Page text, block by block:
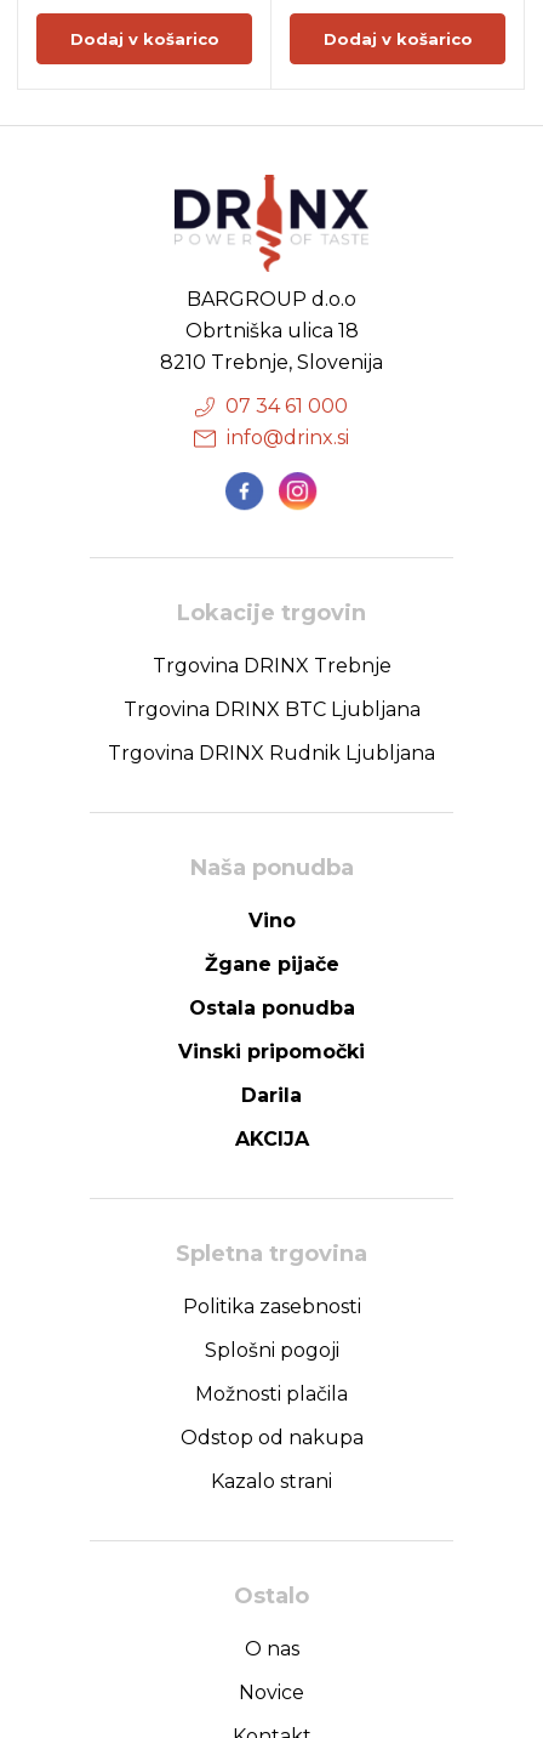
Dodaj v košarico Dodaj v košarico
BARGROUP d.o.o
Obrtniška ulica 18
8210 Trebnje, Slovenija
07 34 61 000
info@drinx.si
Lokacije trgovin
Trgovina DRINX Trebnje
Trgovina DRINX BTC Ljubljana
Trgovina DRINX Rudnik Ljubljana
Naša ponudba
Vino
Žgane pijače
Ostala ponudba
Vinski pripomočki
Darila
AKCIJA
Spletna trgovina
Politika zasebnosti
Splošni pogoji
Možnosti plačila
Odstop od nakupa
Kazalo strani
Ostalo
O nas
Novice